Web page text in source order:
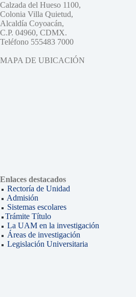
Calzada del Hueso 1100,
Colonia Villa Quietud,
Alcaldía Coyoacán,
C.P. 04960, CDMX.
Teléfono 555483 7000
MAPA DE UBICACIÓN
Enlaces destacados
Rectoría de Unidad
Admisión
Sistemas escolares
Trámite Título
La UAM en la investigación
Áreas de investigación
Legislación Universitaria